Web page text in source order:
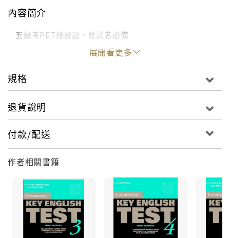
內容簡介
五級考PET級習題，應試者必備
展開看更多
規格
退貨說明
付款/配送
作者相關書籍